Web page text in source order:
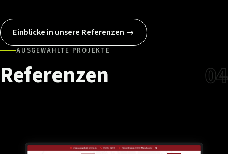
Einblicke in unsere Referenzen →
AUSGEWÄHLTE PROJEKTE
Referenzen 04